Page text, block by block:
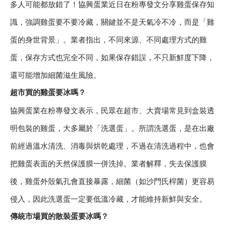
多人可能都放錯了！協興蛋業近日在粉專發文分享雞蛋保存知
識，強調雞蛋要不要冷藏，關鍵並不是天氣冷不冷，而是「雞
蛋的身世背景」。業者指出，不同來源、不同處理方式的雞
蛋，保存方式也完全不同，如果保存錯誤，不只新鮮度下降，
還可能增加細菌滋生風險。
超市買的雞蛋要冰嗎？
協興蛋業在粉專發文表示，民眾在超市、大賣場常見到盒裝透
明包裝的雞蛋，大多屬於「洗選蛋」。所謂洗選蛋，是在出廠
前經過溫水清洗、消毒與烘乾處理，不過在清洗過程中，也會
把雞蛋表面的天然保護膜一併洗掉。業者解釋，失去保護膜
後，雞蛋外殼氣孔會直接暴露，細菌（如沙門氏桿菌）更容易
侵入，因此洗選蛋一定要低溫冷藏，才能維持新鮮與安全。
傳統市場買的散裝蛋要冰嗎？